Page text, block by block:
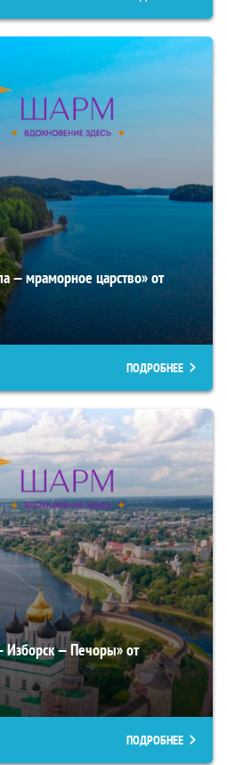
— мраморное царство» от
ПОДРОБНЕЕ
Изборск — Печоры» от
ПОДРОБНЕЕ